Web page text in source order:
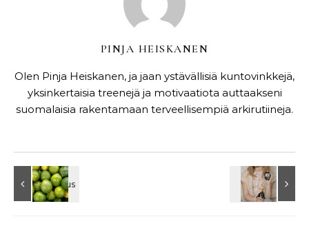
PINJA HEISKANEN
Olen Pinja Heiskanen, ja jaan ystävällisiä kuntovinkkejä,
yksinkertaisia ​​treenejä ja motivaatiota auttaakseni
suomalaisia ​​rakentamaan terveellisempiä arkirutiineja.